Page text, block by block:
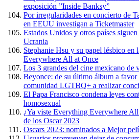
exposición ”Inside Banksy”
Por irregularidades en concierto de
en EEUU investigan a Ticketmaster
Estados Unidos y otros países
Ucrania
Stephanie Hsu y su papel lésbico en
Everywhere All at Once
Los 3 grandes del cine mexicano de
Beyonce: de su último álbum a favor
comunidad LGTBQ+ a realizar
El Papa Francisco condena leyes
homosexual
¿Ya viste Everything Everywhere
de los Oscar 2023
Oscars 2023: nominados a Mejor